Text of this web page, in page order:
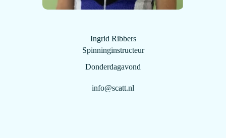
Ingrid Ribbers
Spinninginstructeur
Donderdagavond
info@scatt.nl